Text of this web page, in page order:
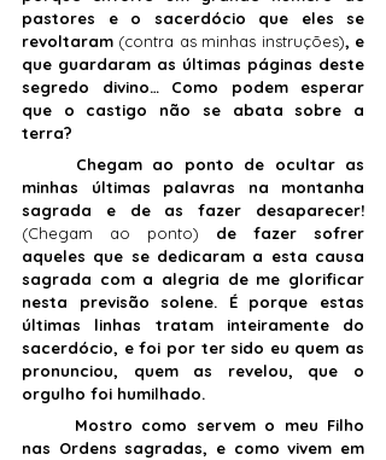
pastores e o sacerdócio que eles se
revoltaram (contra as minhas instruções), e
que guardaram as últimas páginas deste
segredo divino… Como podem esperar
que o castigo não se abata sobre a
terra?
minhas últimas palavras na montanha
(Chegam ao ponto) de fazer sofrer
aqueles que se dedicaram a esta causa
sagrada com a alegria de me glorificar
nesta previsão solene. É porque estas
últimas linhas tratam inteiramente do
sacerdócio, e foi por ter sido eu quem as
pronunciou, quem as revelou, que o
orgulho foi humilhado.
nas Ordens sagradas, e como vivem em